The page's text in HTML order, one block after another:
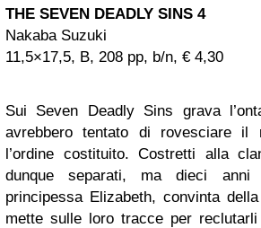
THE SEVEN DEADLY SINS 4
Nakaba Suzuki
11,5×17,5, B, 208 pp, b/n, € 4,30
Sui Seven Deadly Sins grava
avrebbero tentato di rovesciare il
l’ordine costituito. Costretti alla
dunque separati, ma dieci anni
principessa Elizabeth, convinta
mette sulle loro tracce per reclutarli